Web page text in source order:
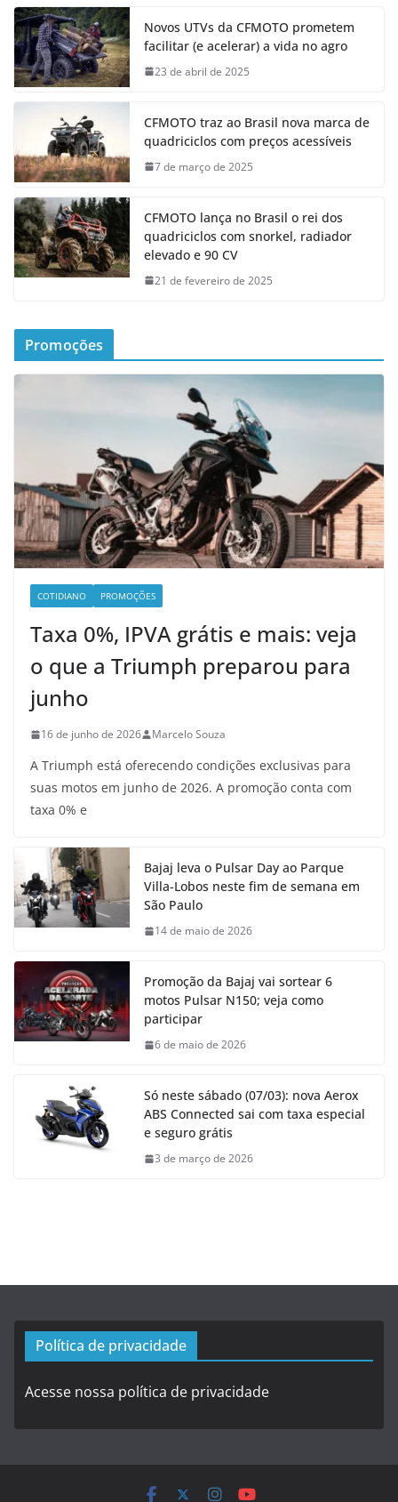
Novos UTVs da CFMOTO prometem
facilitar (e acelerar) a vida no agro
23 de abril de 2025
CFMOTO traz ao Brasil nova marca de
quadriciclos com preços acessíveis
7 de março de 2025
CFMOTO lança no Brasil o rei dos
quadriciclos com snorkel, radiador
elevado e 90 CV
21 de fevereiro de 2025
Promoções
COTIDIANO PROMOÇÕES
Taxa 0%, IPVA grátis e mais: veja
o que a Triumph preparou para
junho
16 de junho de 2026 Marcelo Souza
A Triumph está oferecendo condições exclusivas para
suas motos em junho de 2026. A promoção conta com
taxa 0% e
Bajaj leva o Pulsar Day ao Parque
Villa-Lobos neste fim de semana em
São Paulo
14 de maio de 2026
Promoção da Bajaj vai sortear 6
motos Pulsar N150; veja como
participar
6 de maio de 2026
Só neste sábado (07/03): nova Aerox
ABS Connected sai com taxa especial
e seguro grátis
3 de março de 2026
Política de privacidade
Acesse nossa política de privacidade